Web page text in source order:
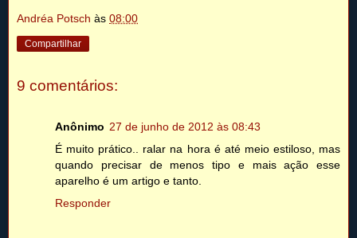
Andréa Potsch às 08:00
Compartilhar
9 comentários:
Anônimo 27 de junho de 2012 às 08:43
É muito prático.. ralar na hora é até meio estiloso, mas
quando precisar de menos tipo e mais ação esse
aparelho é um artigo e tanto.
Responder